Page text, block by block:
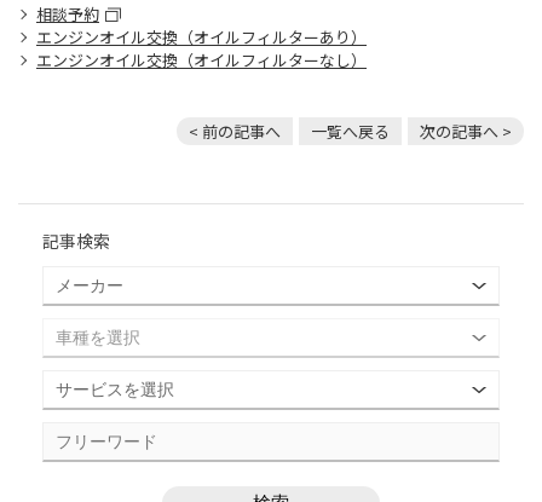
相談予約
エンジンオイル交換（オイルフィルターあり）
エンジンオイル交換（オイルフィルターなし）
< 前の記事へ 一覧へ戻る 次の記事へ >
記事検索